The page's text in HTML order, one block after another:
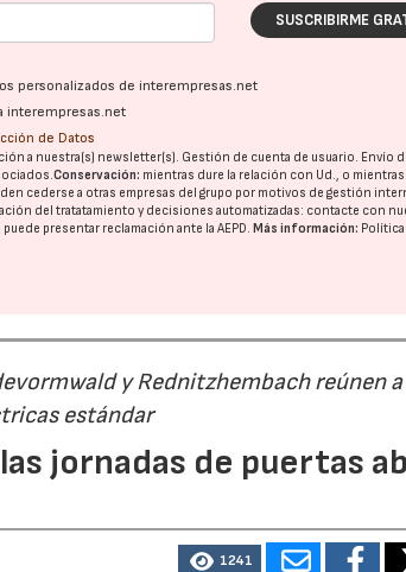
SUSCRIBIRME
personalizados de interempresas.net
interempresas.net
de Datos
a nuestra(s) newsletter(s). Gestión de cuenta de usuario. Envío
Conservación: mientras dure la relación con Ud., o mientras
cederse a otras empresas del grupo por motivos de gestión
del tratatamiento y decisiones automatizadas: contacte con
presentar reclamación ante laAEPD. Más información:
y Rednitzhembach reúnen
estándar
jornadas de puertas
1241